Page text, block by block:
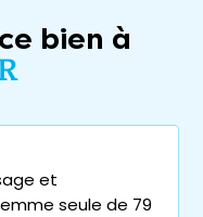
bien à
et
seule de 79